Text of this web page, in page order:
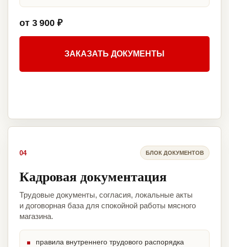
от 3 900 ₽
ЗАКАЗАТЬ ДОКУМЕНТЫ
04 БЛОК ДОКУМЕНТОВ
Кадровая документация
Трудовые документы, согласия, локальные акты
и договорная база для спокойной работы мясного
магазина.
правила внутреннего трудового распорядка